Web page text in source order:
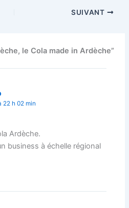
SUIVANT
le Cola made in Ardèche”
22 h 02 min
Ardèche.
business à échelle régional